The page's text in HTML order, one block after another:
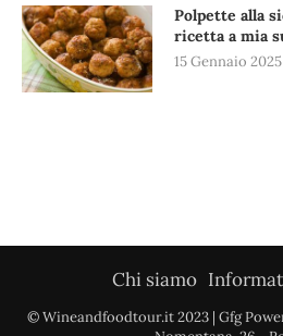
Polpette alla
ricetta a mia
15 Gennaio 2025
Chi siamo
© Wineandfoodtour.it 2023 | Gfg